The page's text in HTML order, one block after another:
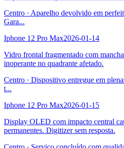
Centro · Aparelho devolvido em
Gara...
Iphone 12 Pro Max2026-01-14
Vidro frontal fragmentado com
inoperante no quadrante afetado.
Centro · Dispositivo entregue em
t...
Iphone 12 Pro Max2026-01-15
Display OLED com impacto central
permanentes. Digitizer sem resposta.